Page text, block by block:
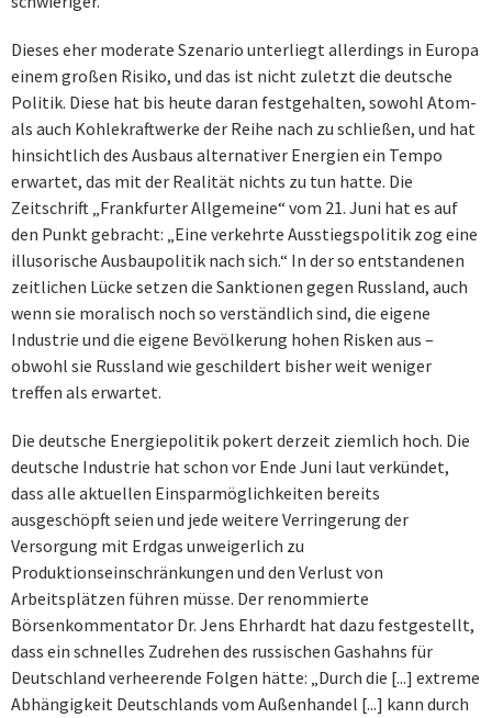
Dieses eher moderate Szenario unterliegt allerdings in Europa
einem großen Risiko, und das ist nicht zuletzt die deutsche
Politik. Diese hat bis heute daran festgehalten, sowohl Atom-
als auch Kohlekraftwerke der Reihe nach zu schließen, und hat
hinsichtlich des Ausbaus alternativer Energien ein Tempo
erwartet, das mit der Realität nichts zu tun hatte. Die
Zeitschrift „Frankfurter Allgemeine“ vom 21. Juni hat es auf
den Punkt gebracht: „Eine verkehrte Ausstiegspolitik zog eine
illusorische Ausbaupolitik nach sich.“ In der so entstandenen
zeitlichen Lücke setzen die Sanktionen gegen Russland, auch
wenn sie moralisch noch so verständlich sind, die eigene
Industrie und die eigene Bevölkerung hohen Risken aus –
obwohl sie Russland wie geschildert bisher weit weniger
treffen als erwartet.
Die deutsche Energiepolitik pokert derzeit ziemlich hoch. Die
deutsche Industrie hat schon vor Ende Juni laut verkündet,
dass alle aktuellen Einsparmöglichkeiten bereits
ausgeschöpft seien und jede weitere Verringerung der
Versorgung mit Erdgas unweigerlich zu
Produktionseinschränkungen und den Verlust von
Arbeitsplätzen führen müsse. Der renommierte
Börsenkommentator Dr. Jens Ehrhardt hat dazu festgestellt,
dass ein schnelles Zudrehen des russischen Gashahns für
Deutschland verheerende Folgen hätte: „Durch die [...] extreme
Abhängigkeit Deutschlands vom Außenhandel [...] kann durch